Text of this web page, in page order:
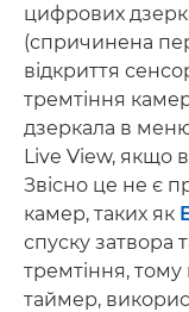
цифрових
(спричинена
відкриття
тремтіння
дзеркала в
Live View, якщо
Звісно це не є
камер, таких як
спуску
тремтіння, тому
таймер,